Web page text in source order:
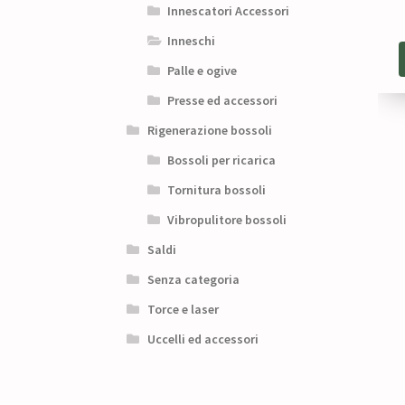
Innescatori Accessori
Inneschi
Palle e ogive
Presse ed accessori
Rigenerazione bossoli
Bossoli per ricarica
Tornitura bossoli
Vibropulitore bossoli
Saldi
Senza categoria
Torce e laser
Uccelli ed accessori